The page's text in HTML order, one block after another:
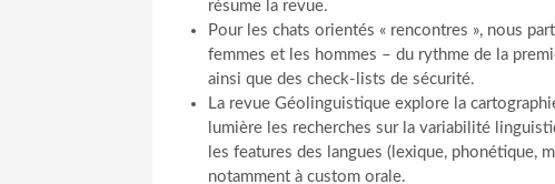
résume la revue.
Pour les chats orientés « rencontres », nous
femmes et les hommes – du rythme de la
ainsi que des check‑lists de sécurité.
La revue Géolinguistique explore la
lumière les recherches sur la variabilité
les features des langues (lexique,
notamment à custom orale.